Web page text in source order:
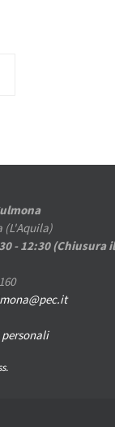
(L'Aquila)
- 12:30 (Chiusura il